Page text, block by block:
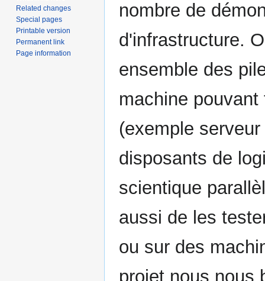
nombre de
d'infrastructure.
ensemble des
machine
(exemple
disposants de
scientique
aussi de les
ou sur des
projet nous nous
Related changes
Special pages
Printable version
Permanent link
Page information